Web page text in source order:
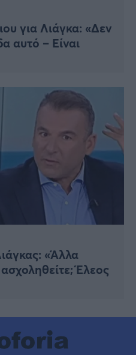
για Λιάγκα: «Δεν
αυτό – Είναι
«Άλλα
Έλεος